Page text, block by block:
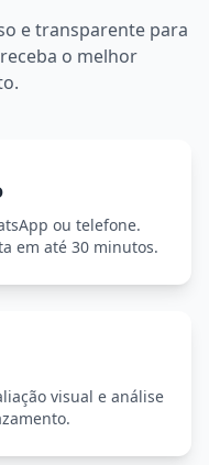
e transparente para
o melhor
ou telefone.
em até 30 minutos.
visual e análise